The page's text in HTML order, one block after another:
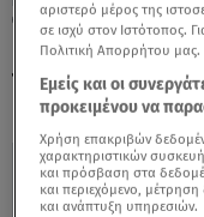
29.12.21, 13:39
Έρχεται η
τρίμηνο του
αριστερό μέρος της
σε ισχύ στον Ιστότοπος.
Πολιτική Απορρήτου μας.
Εμείς και οι
προκειμένου να
Χρήση επακριβών
χαρακτηριστικών
και πρόσβαση στα
και περιεχόμενο,
και ανάπτυξη υπηρεσιών.